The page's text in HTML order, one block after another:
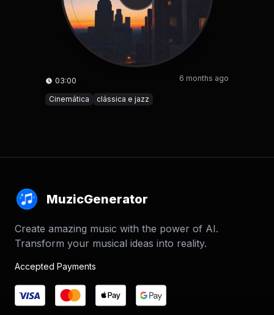
03:00 6 months ago
Cinemática clássica e jazz
MuzicGenerator
Create amazing music with the power of AI.
Transform your musical ideas into reality.
Accepted Payments